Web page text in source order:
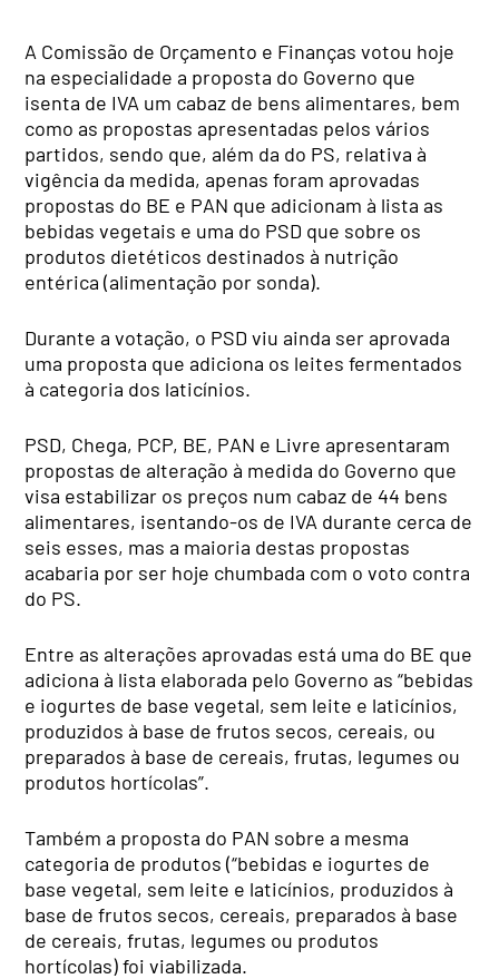
A Comissão de Orçamento e Finanças votou hoje
na especialidade a proposta do Governo que
isenta de IVA um cabaz de bens alimentares, bem
como as propostas apresentadas pelos vários
partidos, sendo que, além da do PS, relativa à
vigência da medida, apenas foram aprovadas
propostas do BE e PAN que adicionam à lista as
bebidas vegetais e uma do PSD que sobre os
produtos dietéticos destinados à nutrição
entérica (alimentação por sonda).
Durante a votação, o PSD viu ainda ser aprovada
uma proposta que adiciona os leites fermentados
à categoria dos laticínios.
PSD, Chega, PCP, BE, PAN e Livre apresentaram
propostas de alteração à medida do Governo que
visa estabilizar os preços num cabaz de 44 bens
alimentares, isentando-os de IVA durante cerca de
seis esses, mas a maioria destas propostas
acabaria por ser hoje chumbada com o voto contra
do PS.
Entre as alterações aprovadas está uma do BE que
adiciona à lista elaborada pelo Governo as “bebidas
e iogurtes de base vegetal, sem leite e laticínios,
produzidos à base de frutos secos, cereais, ou
preparados à base de cereais, frutas, legumes ou
produtos hortícolas”.
Também a proposta do PAN sobre a mesma
categoria de produtos (“bebidas e iogurtes de
base vegetal, sem leite e laticínios, produzidos à
base de frutos secos, cereais, preparados à base
de cereais, frutas, legumes ou produtos
hortícolas) foi viabilizada.